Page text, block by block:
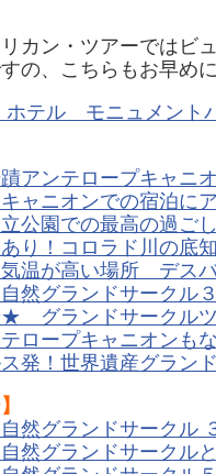
カン・ツアーではビ
の、こちらもお早め
ホテル モニュメント
アンテロープキャニ
キャニオンでの宿泊に
公園での最高の過ご
り！コロラド川の底
温が高い場所 デス
然グランドサークル
グランドサークルツ
ロープキャニオンも
発！世界遺産グラン
然グランドサークル
然グランドサークル